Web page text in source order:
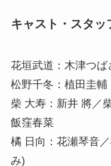
キャスト・スタッ
花垣武道：木津つば
松野千冬：植田圭輔
柴 大寿：新井 將／
飯窪春菜
橘 日向：花瀬琴音
み)